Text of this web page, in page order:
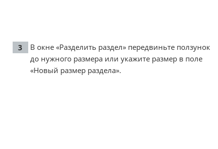
В окне «Разделить раздел» передвиньте ползунок
до нужного размера или укажите размер в поле
«Новый размер раздела».